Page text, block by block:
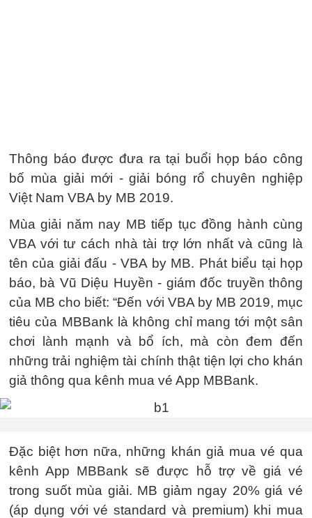
Thông báo được đưa ra tại buổi họp báo công
bố mùa giải mới - giải bóng rổ chuyên nghiệp
Việt Nam VBA by MB 2019.
Mùa giải năm nay MB tiếp tục đồng hành cùng
VBA với tư cách nhà tài trợ lớn nhất và cũng là
tên của giải đấu - VBA by MB. Phát biểu tại họp
báo, bà Vũ Diệu Huyền - giám đốc truyền thông
của MB cho biết: “Đến với VBA by MB 2019, mục
tiêu của MBBank là không chỉ mang tới một sân
chơi lành mạnh và bổ ích, mà còn đem đến
những trải nghiệm tài chính thật tiện lợi cho khán
giả thông qua kênh mua vé App MBBank.
Đặc biệt hơn nữa, những khán giả mua vé qua
kênh App MBBank sẽ được hỗ trợ về giá vé
trong suốt mùa giải. MB giảm ngay 20% giá vé
(áp dụng với vé standard và premium) khi mua